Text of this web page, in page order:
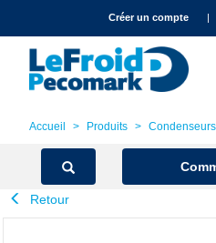
text.skipToNavigationCréer un compte |
Accueil Produits Condenseurs
Retour